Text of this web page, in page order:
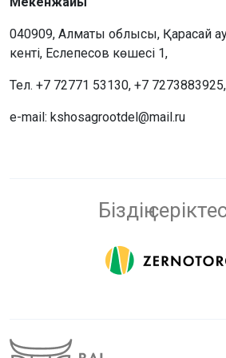
040909, Алматы облысы, Қарасай
кенті, Еслепесов көшесі 1,
Тел. +7 72771 53130, +7 7273883925,
e-mail: kshosagrootdel@mail.ru
Біздің